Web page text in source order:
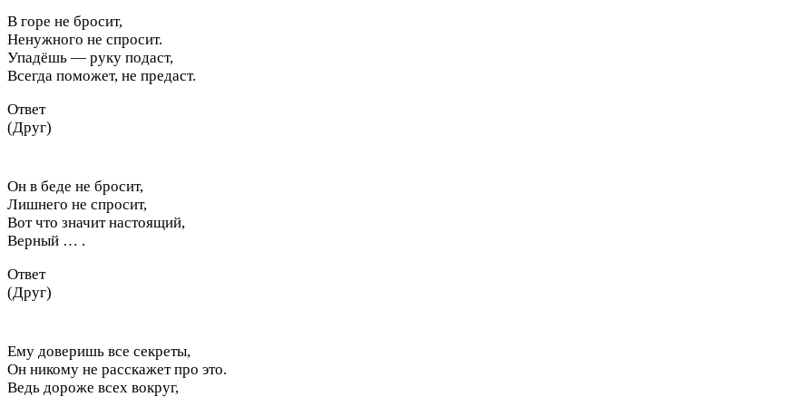
В горе не бросит,
Ненужного не спросит.
Упадёшь — руку подаст,
Всегда поможет, не предаст.
Ответ
(Друг)
Он в беде не бросит,
Лишнего не спросит,
Вот что значит настоящий,
Верный … .
Ответ
(Друг)
Ему доверишь все секреты,
Он никому не расскажет про это.
Ведь дороже всех вокруг,